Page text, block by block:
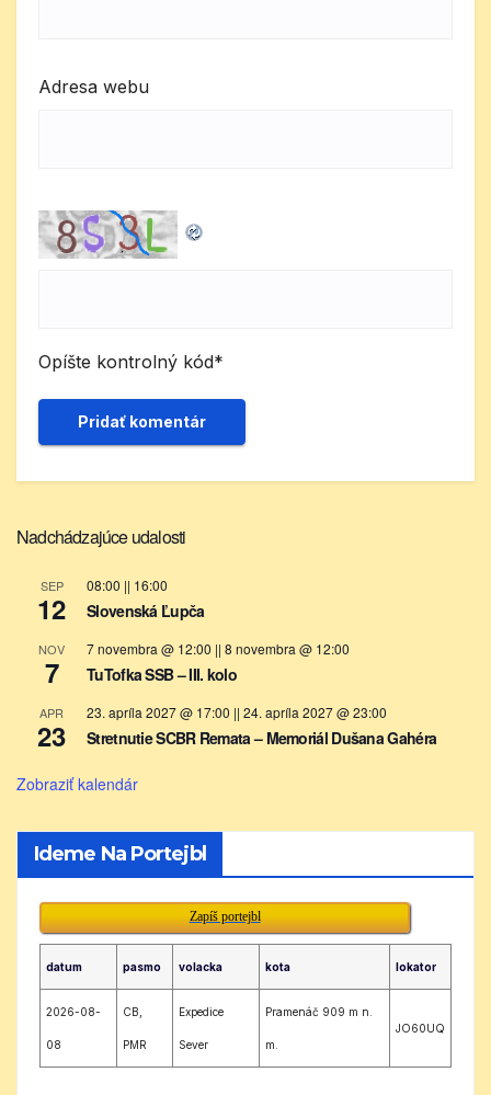
Adresa webu
Opíšte kontrolný kód*
Nadchádzajúce udalosti
SEP
12
08:00 || 16:00
Slovenská Ľupča
NOV
7
7 novembra @ 12:00 || 8 novembra @ 12:00
TuTofka SSB – III. kolo
APR
23
23. apríla 2027 @ 17:00 || 24. apríla 2027 @ 23:00
Stretnutie SCBR Remata – Memoriál Dušana Gahéra
Zobraziť kalendár
Ideme Na Portejbl
Zapíš portejbl
datum pasmo volacka kota lokator
2026-08-
08
CB,
PMR
Expedice
Sever
Pramenáč 909 m n.
m.
JO60UQ